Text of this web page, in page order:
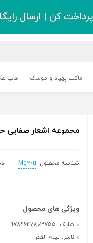
پرداخت کن | ارسال
ماکت پهپاد و موشک قاب
مجموعه اشعار صفایی
شناسه محصول: Mg20u
شابک: 9789647803755
ناشر: لیله القدر